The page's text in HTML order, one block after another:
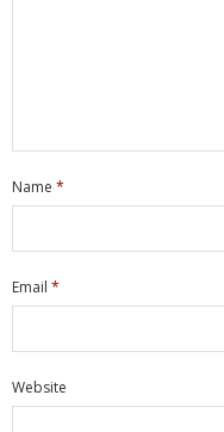
Name *
Email *
Website